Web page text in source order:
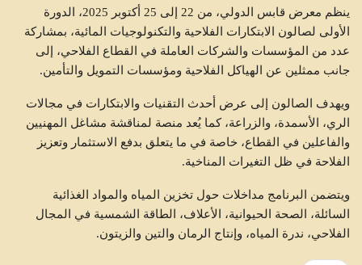
ينظم معرض قابس الدولي، من 22 إلى 25 أكتوبر 2025، الدورة
الأولى لصالون الابتكارات الفلاحية والتكنولوجيات المائية، بمشاركة
عدد من المؤسسات والشركات العاملة في القطاع الفلاحي، إلى
جانب ممثلين عن الهياكل الفلاحية ومؤسسات التمويل والتأمين.
ويهدف الصالون إلى عرض أحدث التقنيات والابتكارات في مجالات
الري، الأسمدة، والزراعة، كما يُعد منصة لمناقشة مشاغل المهنيين
والفاعلين في القطاع، خاصة في ما يتعلق بدفع الاستثمار وتعزيز
الفلاحة في ظل التغيرات المناخية.
ويتضمن البرنامج مداخلات حول تخزين المياه والمواد الغذائية
السائلة، الصحة الحيوانية، الأعلاف، الطاقة الشمسية في المجال
الفلاحي، ندرة المياه، وإنتاج الرمان والتين والزيتون.